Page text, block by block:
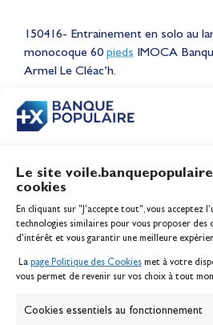
Le site
cookies
En cliquant sur "J'accepte tout", vous acceptez
technologies similaires pour vous proposer des
d’intérêt et vous garantir une meilleure
La page Politique des Cookies met à votre
vous permet de revenir sur vos choix à tout
Cookies essentiels au fonctionnement
150416- Entrainement en solo au
monocoque 60 pieds IMOCA
Armel Le Cléac’h.
CONTENU
Beach, sur le plan
Jeux Olympiques
Inscription serveur
Contact
Politique des cookies
Banque de la voile